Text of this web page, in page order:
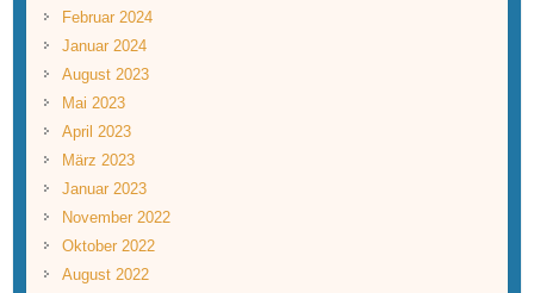
Februar 2024
Januar 2024
August 2023
Mai 2023
April 2023
März 2023
Januar 2023
November 2022
Oktober 2022
August 2022